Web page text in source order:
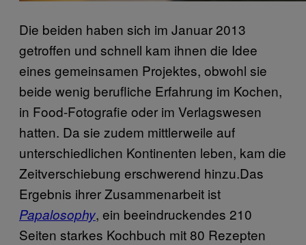
Die beiden haben sich im Januar 2013
getroffen und schnell kam ihnen die Idee
eines gemeinsamen Projektes, obwohl sie
beide wenig berufliche Erfahrung im Kochen,
in Food-Fotografie oder im Verlagswesen
hatten. Da sie zudem mittlerweile auf
unterschiedlichen Kontinenten leben, kam die
Zeitverschiebung erschwerend hinzu.Das
Ergebnis ihrer Zusammenarbeit ist
Papalosophy, ein beeindruckendes 210
Seiten starkes Kochbuch mit 80 Rezepten